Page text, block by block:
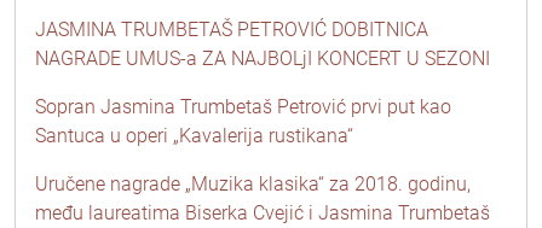
JASMINA TRUMBETAŠ PETROVIĆ DOBITNICA
NAGRADE UMUS-a ZA NAJBOLjI KONCERT U SEZONI
Sopran Jasmina Trumbetaš Petrović prvi put kao
Santuca u operi „Kavalerija rustikana“
Uručene nagrade „Muzika klasika“ za 2018. godinu,
među laureatima Biserka Cvejić i Jasmina Trumbetaš